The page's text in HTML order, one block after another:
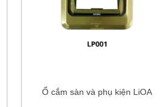
Ổ cắm sàn và phụ kiện LiOA